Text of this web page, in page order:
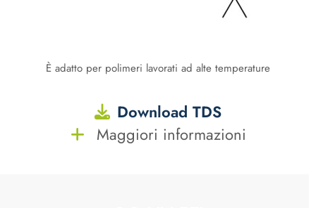
È adatto per polimeri lavorati ad alte temperature
Download TDS
Maggiori informazioni